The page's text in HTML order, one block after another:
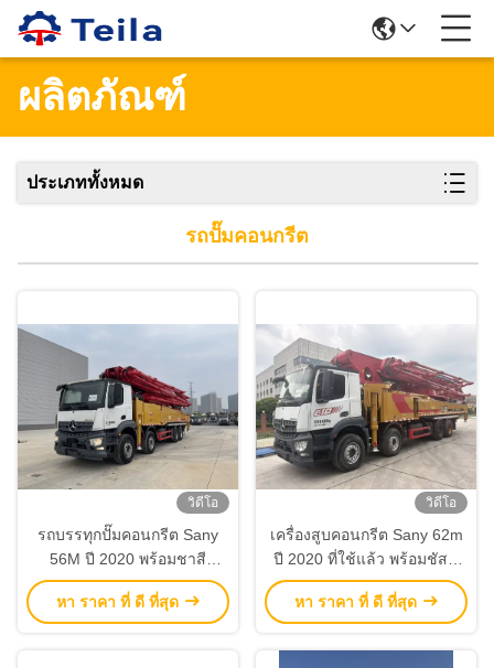
ผลิตภัณฑ์
ประเภททั้งหมด
รถปั๊มคอนกรีต
วิดีโอ
รถบรรทุกปั๊มคอนกรีต Sany
56M ปี 2020 พร้อมชาสี
Mercedes Benz สําหรับการ
ก่อสร้างสูง
หา ราคา ที่ ดี ที่สุด
วิดีโอ
เครื่องสูบคอนกรีต Sany 62m
ปี 2020 ที่ใช้แล้ว พร้อมชัสซี่
Mercedes-Benz และผลิต 180
m3/h
หา ราคา ที่ ดี ที่สุด